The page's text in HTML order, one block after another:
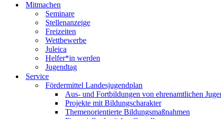
Mitmachen
Seminare
Stellenanzeige
Freizeiten
Wettbewerbe
Juleica
Helfer*in werden
Jugendtag
Service
Fördermittel Landesjugendplan
Aus- und Fortbildungen von ehrenamtlichen
Projekte mit Bildungscharakter
Themenorientierte Bildungsmaßnahmen